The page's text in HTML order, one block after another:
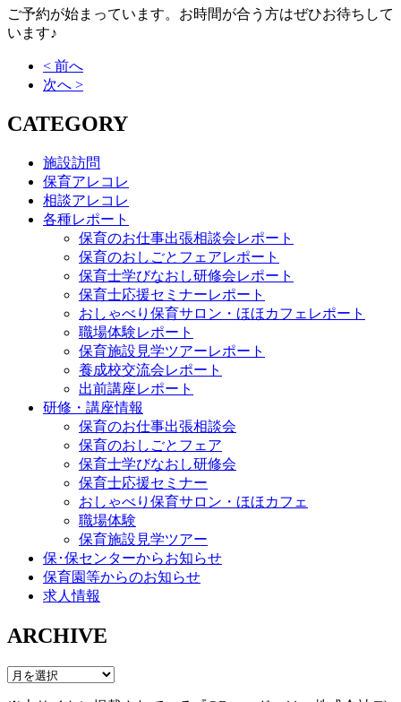
ご予約が始まっています。お時間が合う方はぜひお待ちして
います♪
< 前へ
次へ >
CATEGORY
施設訪問
保育アレコレ
相談アレコレ
各種レポート
保育のお仕事出張相談会レポート
保育のおしごとフェアレポート
保育士学びなおし研修会レポート
保育士応援セミナーレポート
おしゃべり保育サロン・ほほカフェレポート
職場体験レポート
保育施設見学ツアーレポート
養成校交流会レポート
出前講座レポート
研修・講座情報
保育のお仕事出張相談会
保育のおしごとフェア
保育士学びなおし研修会
保育士応援セミナー
おしゃべり保育サロン・ほほカフェ
職場体験
保育施設見学ツアー
保･保センターからお知らせ
保育園等からのお知らせ
求人情報
ARCHIVE